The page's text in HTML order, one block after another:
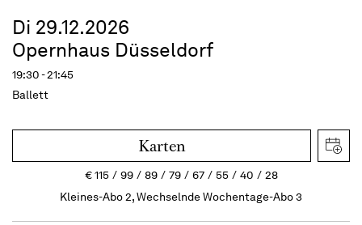
Di 29.12.2026
Opernhaus Düsseldorf
19:30 - 21:45
Ballett
Karten
€115 99 89 79 67 55 40
28
Kleines-Abo 2, Wechselnde Wochentage-Abo 3